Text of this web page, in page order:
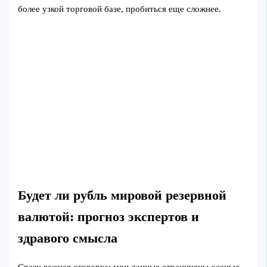
более узкой торговой базе, пробиться еще сложнее.
Будет ли рубль мировой резервной
валютой: прогноз экспертов и
здравого смысла